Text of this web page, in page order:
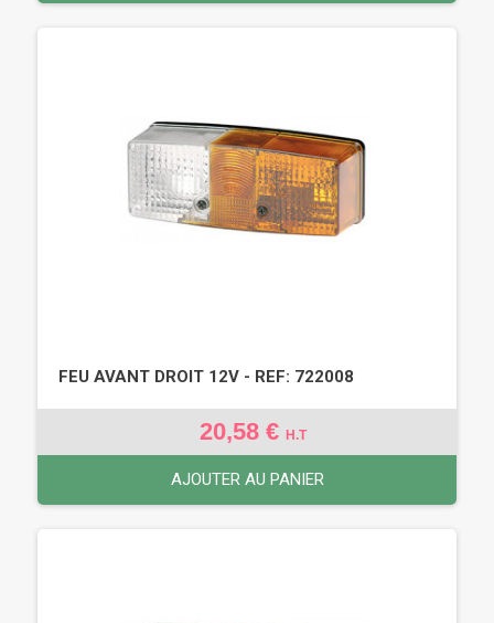
FEU AVANT DROIT 12V - REF: 722008
20,58 € H.T
AJOUTER AU PANIER